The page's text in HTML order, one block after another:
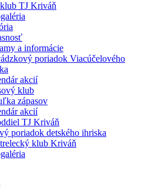
TJ Kriváň
a informácie
poriadok Viacúčelového
akcií
klub
zápasov
akcií
TJ Kriváň
poriadok detského ihriska
klub Kriváň